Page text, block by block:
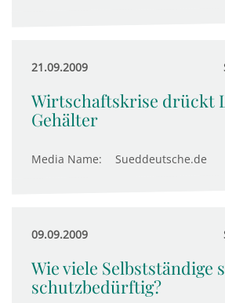
21.09.2009
Wirtschaftskrise drückt
Gehälter
Media Name: Sueddeutsche.de
09.09.2009
Wie viele Selbstständige
schutzbedürftig?